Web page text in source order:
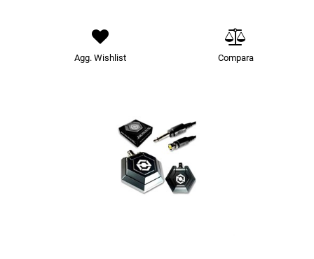
Agg. Wishlist Compara